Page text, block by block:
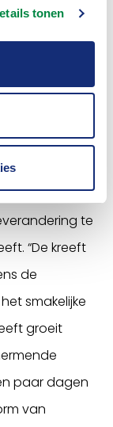
tonen
dat
nodig.
de
te
“De kreeft
de
smakelijke
groeit
paar dagen
van